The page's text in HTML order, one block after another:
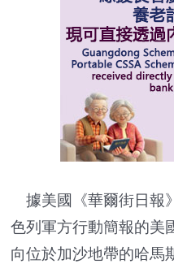
據美國《華爾街日報
色列軍方行動簡報的美
向位於加沙地帶的哈馬